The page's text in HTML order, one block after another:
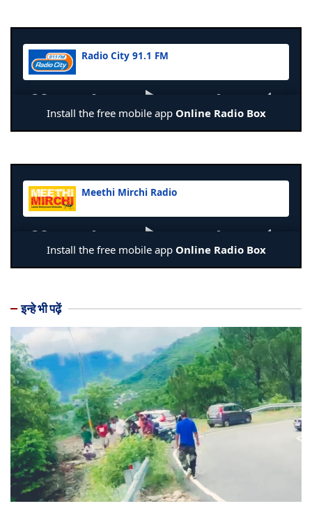
इन्हे भी पढ़ें